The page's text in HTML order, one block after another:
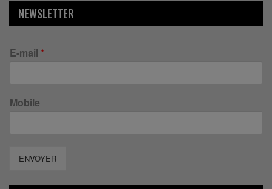
NEWSLETTER
E-mail *
Mobile
ENVOYER